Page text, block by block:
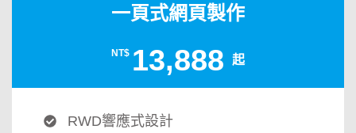
一頁式網頁製作
NT$ 13,888 起
RWD響應式設計